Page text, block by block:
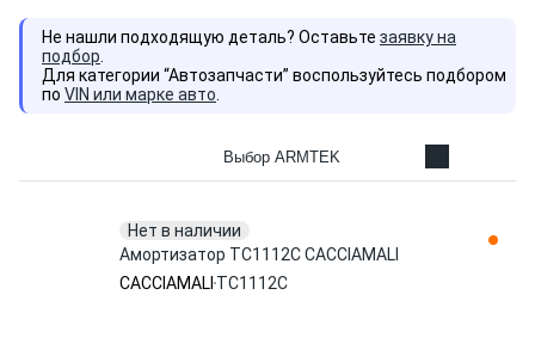
Не нашли подходящую деталь? Оставьте заявку на
подбор
Для категории “Автозапчасти” воспользуйтесь подбором
по VIN или марке авто
Выбор ARMTEK
Нет в наличии
Амортизатор TC1112C CACCIAMALI
CACCIAMALI TC1112C